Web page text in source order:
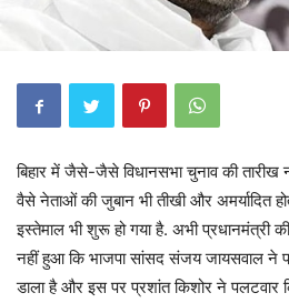
बिहार में जैसे-जैसे विधानसभा चुनाव की
वैसे नेताओं की जुबान भी तीखी और अमर्यादित
इस्तेमाल भी शुरू हो गया है. अभी प्रधानमंत्री
नहीं हुआ कि भाजपा सांसद संजय जायसवाल ने
डाला है और इस पर प्रशांत किशोर ने पलटवार